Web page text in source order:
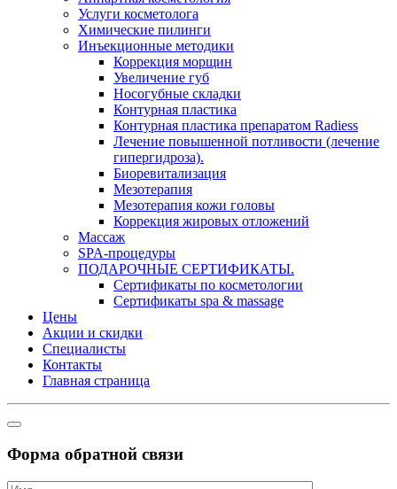
Услуги косметолога
Химические пилинги
Инъекционные методики
Коррекция морщин
Увеличение губ
Носогубные складки
Контурная пластика
Контурная пластика препаратом Radiess
Лечение повышенной потливости (лечение
гипергидроза).
Биоревитализация
Мезотерапия
Мезотерапия кожи головы
Коррекция жировых отложений
Массаж
SPA-процедуры
ПОДАРОЧНЫЕ СЕРТИФИКАТЫ.
Сертификаты по косметологии
Сертификаты spa & massage
Цены
Акции и скидки
Специалисты
Контакты
Главная страница
Форма обратной связи